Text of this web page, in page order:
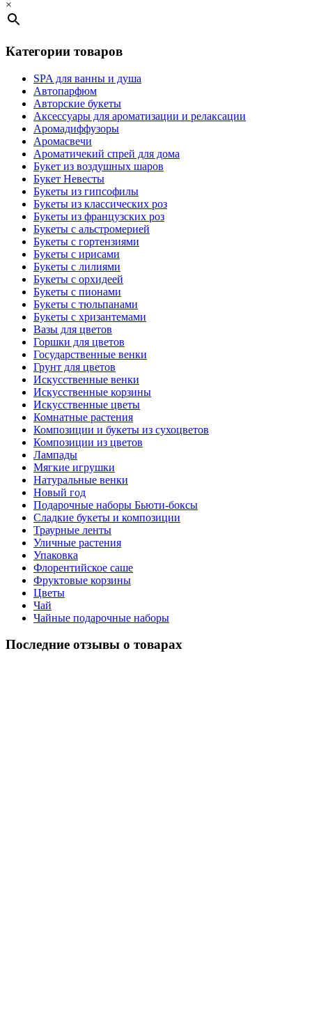
×
Категории товаров
SPA для ванны и душа
Автопарфюм
Авторские букеты
Аксессуары для ароматизации и релаксации
Аромадиффузоры
Аромасвечи
Ароматичекий спрей для дома
Букет из воздушных шаров
Букет Невесты
Букеты из гипсофилы
Букеты из классических роз
Букеты из французских роз
Букеты с альстромерией
Букеты с гортензиями
Букеты с ирисами
Букеты с лилиями
Букеты с орхидеей
Букеты с пионами
Букеты с тюльпанами
Букеты с хризантемами
Вазы для цветов
Горшки для цветов
Государственные венки
Грунт для цветов
Искусственные венки
Искусственные корзины
Искусственные цветы
Комнатные растения
Композиции и букеты из сухоцветов
Композиции из цветов
Лампады
Мягкие игрушки
Натуральные венки
Новый год
Подарочные наборы Бьюти-боксы
Сладкие букеты и композиции
Траурные ленты
Уличные растения
Упаковка
Флорентийское саше
Фруктовые корзины
Цветы
Чай
Чайные подарочные наборы
Последние отзывы о товарах